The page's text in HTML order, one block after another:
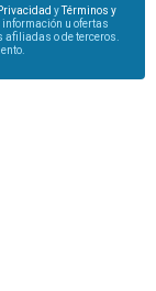
yTérminos y
u ofertas
afiliadas o de terceros.